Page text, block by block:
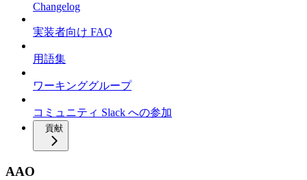
Changelog
実装者向け FAQ
用語集
ワーキンググループ
コミュニティ Slack への参加
貢献
AAO